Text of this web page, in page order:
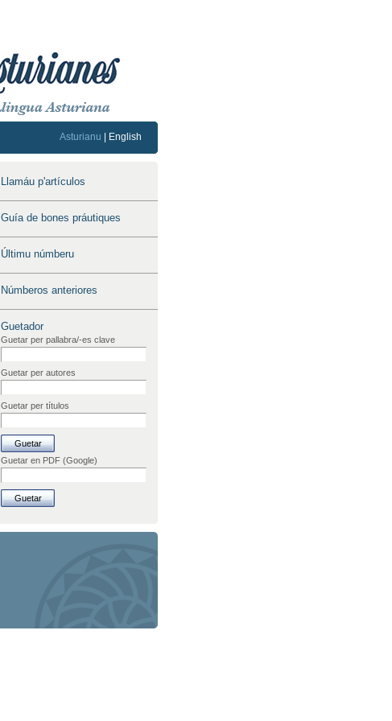
Asturianu English
Llamáu p'artículos
Guía de bones práutiques
Últimu númberu
Númberos anteriores
Guetador
Guetar per pallabra/-es clave
Guetar per autores
Guetar per títulos
Guetar en PDF (Google)